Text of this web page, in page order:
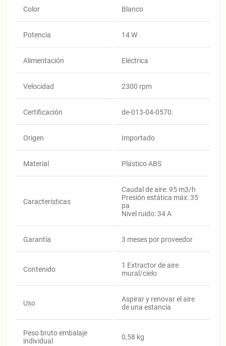
Color Blanco
Potencia 14 W
Alimentación Eléctrica
Velocidad 2300 rpm
Certificación de-013-04-0570.
Origen Importado
Material Plástico ABS
Características
Caudal de aire: 95 m3/h
Presión estática máx: 35
pa
Nivel ruido: 34 A
Garantía 3 meses por proveedor
Contenido
1 Extractor de aire
mural/cielo
Uso
Aspirar y renovar el aire
de una estancia
Peso bruto embalaje
individual
0,58 kg